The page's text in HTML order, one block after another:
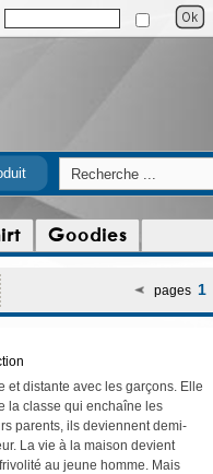
Goodies
pages 1
et distante avec les garçons. Elle
la classe qui enchaîne les
parents, ils deviennent demi-
La vie à la maison devient
au jeune homme. Mais